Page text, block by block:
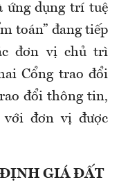
ứng dụng trí tuệ
toán” đang tiếp
đơn vị chủ trì
Cổngtrao đổi
đổi thông tin,
đơn vị được
ĐỊNH GIÁ ĐẤT